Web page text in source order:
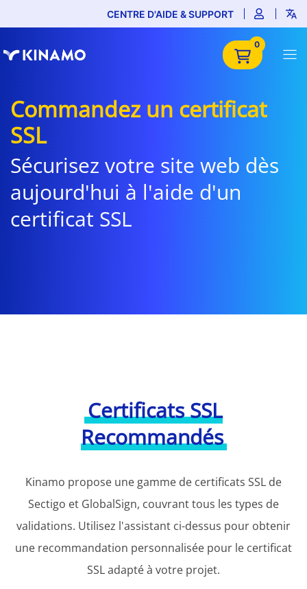
CENTRE D'AIDE & SUPPORT
0
Commandez un certificat
SSL
Sécurisez votre site web dès
aujourd'hui à l'aide d'un
certificat SSL
Certificats SSL
Recommandés
Kinamo propose une gamme de certificats SSL de
Sectigo et GlobalSign, couvrant tous les types de
validations. Utilisez l'assistant ci-dessus pour obtenir
une recommandation personnalisée pour le certificat
SSL adapté à votre projet.